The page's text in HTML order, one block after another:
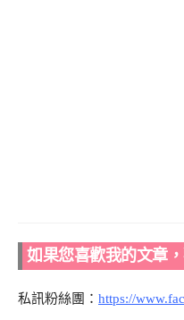
如果您喜歡我的文章
私訊粉絲團： https://